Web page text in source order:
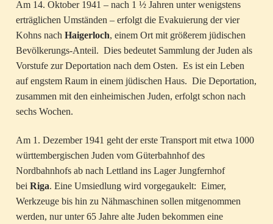
Am 14. Oktober 1941 – nach 1 ½ Jahren unter wenigstens
erträglichen Umständen – erfolgt die Evakuierung der vier
Kohns nach Haigerloch, einem Ort mit größerem jüdischen
Bevölkerungs-Anteil. Dies bedeutet Sammlung der Juden als
Vorstufe zur Deportation nach dem Osten. Es ist ein Leben
auf engstem Raum in einem jüdischen Haus. Die Deportation,
zusammen mit den einheimischen Juden, erfolgt schon nach
sechs Wochen.
Am 1. Dezember 1941 geht der erste Transport mit etwa 1000
württembergischen Juden vom Güterbahnhof des
Nordbahnhofs ab nach Lettland ins Lager Jungfernhof
bei Riga. Eine Umsiedlung wird vorgegaukelt: Eimer,
Werkzeuge bis hin zu Nähmaschinen sollen mitgenommen
werden, nur unter 65 Jahre alte Juden bekommen eine